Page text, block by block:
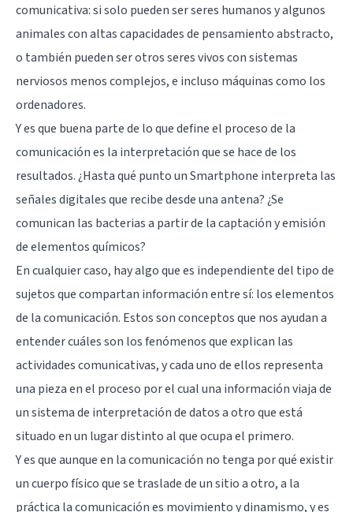
comunicativa: si solo pueden ser seres humanos y algunos
animales con altas capacidades de pensamiento abstracto,
o también pueden ser otros seres vivos con sistemas
nerviosos menos complejos, e incluso máquinas como los
ordenadores.
Y es que buena parte de lo que define el proceso de la
comunicación es la interpretación que se hace de los
resultados. ¿Hasta qué punto un Smartphone interpreta las
señales digitales que recibe desde una antena? ¿Se
comunican las bacterias a partir de la captación y emisión
de elementos químicos?
En cualquier caso, hay algo que es independiente del tipo de
sujetos que compartan información entre sí: los elementos
de la comunicación. Estos son conceptos que nos ayudan a
entender cuáles son los fenómenos que explican las
actividades comunicativas, y cada uno de ellos representa
una pieza en el proceso por el cual una información viaja de
un sistema de interpretación de datos a otro que está
situado en un lugar distinto al que ocupa el primero.
Y es que aunque en la comunicación no tenga por qué existir
un cuerpo físico que se traslade de un sitio a otro, a la
práctica la comunicación es movimiento y dinamismo, y es